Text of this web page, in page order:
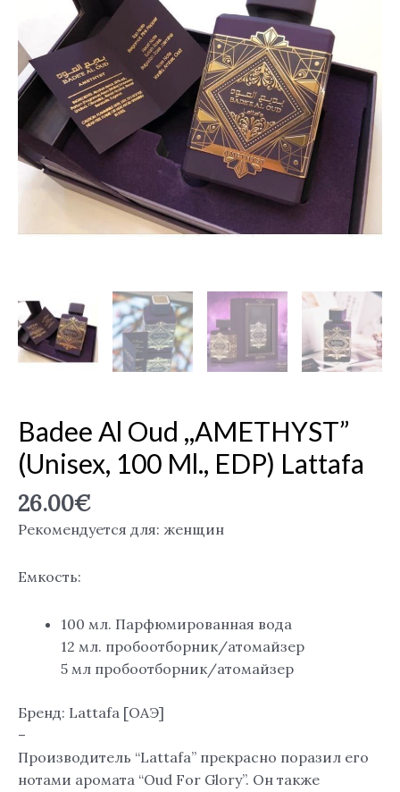
Badee Al Oud ,,AMETHYST”
(Unisex, 100 Ml., EDP) Lattafa
26.00€
Рекомендуется для: женщин
Емкость:
100 мл. Парфюмированная вода
12 мл. пробоотборник/атомайзер
5 мл пробоотборник/атомайзер
Бренд: Lattafa [ОАЭ]
–
Производитель “Lattafa” прекрасно поразил его
нотами аромата “Oud For Glory”. Он также
,,AMETHYST"
(Unisex,
100
ml.,
EDP)
Lattafa